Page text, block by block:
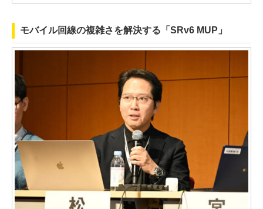
モバイル回線の複雑さを解決する「SRv6 MUP」